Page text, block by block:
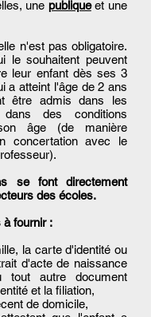
une publiqueet une
n'est pas obligatoire.
le souhaitent peuvent
leur enfant dès ses 3
a atteint l'âge de 2 ans
être admis dans les
des conditions
âge (de manière
concertation avec le
se font directement
des écoles.
à fournir :
la carte d'identité ou
d'acte de naissance
tout autre document
et la filiation,
de domicile,